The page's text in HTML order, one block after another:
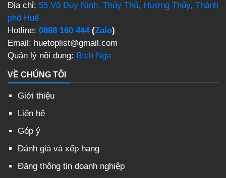
Địa chỉ: 55 Võ Duy Ninh, Thủy Thủ, Hương Thủy, Thành
phố Huế
Hotline: 0888 160 444(Zalo)
Email: huetoplist@gmail.com
Quản lý nội dung: Bích Nga
VỀ CHÚNG TÔI
Giới thiệu
Liên hệ
Góp ý
Đánh giá và xếp hạng
Đăng thông tin doanh nghiệp